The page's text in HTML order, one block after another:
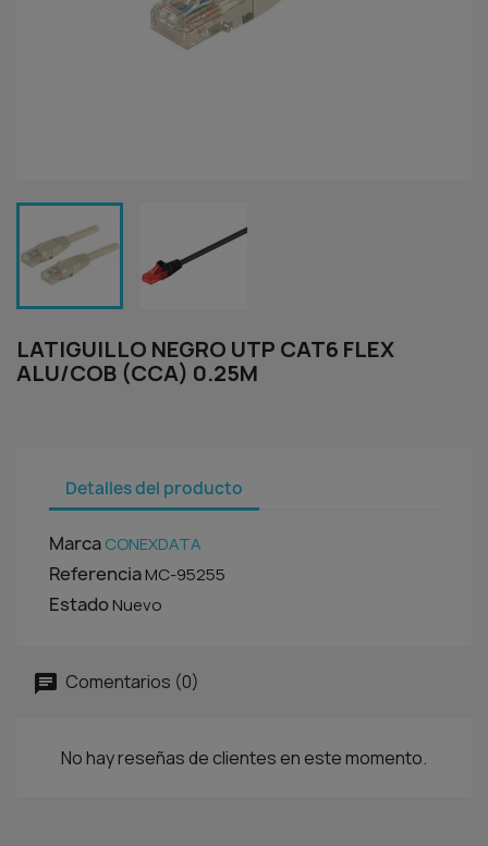
LATIGUILLO NEGRO UTP CAT6 FLEX
ALU/COB (CCA) 0.25M
Detalles del producto
MarcaCONEXDATA
ReferenciaMC-95255
EstadoNuevo
Comentarios (0)
No hay reseñas de clientes en este momento.